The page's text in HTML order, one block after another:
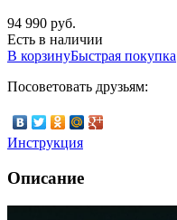
94 990 руб.
Есть в наличии
В корзинуБыстрая покупка
Посоветовать друзьям:
Инструкция
Описание